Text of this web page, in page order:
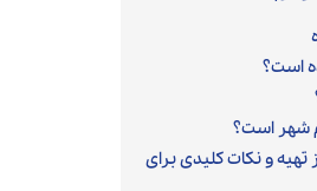
است؟
شهر است؟
و نکات کلیدی برای